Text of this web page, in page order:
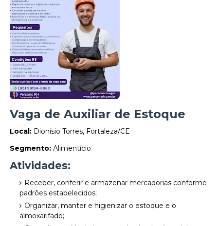
Vaga de Auxiliar de Estoque
Local: Dionísio Torres, Fortaleza/CE
Segmento: Alimentício
Atividades:
Receber, conferir e armazenar mercadorias conforme
padrões estabelecidos;
Organizar, manter e higienizar o estoque e o
almoxarifado;